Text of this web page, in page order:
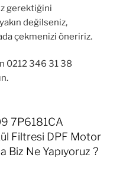
gerektiğini
değilseniz,
çekmenizi öneririz.
0212 346 31 38
7P6181CA
Filtresi DPF Motor
Biz Ne Yapıyoruz ?